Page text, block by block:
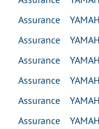
Assurance
Assurance
Assurance
Assurance
Assurance
Assurance